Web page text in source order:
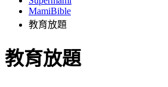
MamiBible
教育放題
教育放題